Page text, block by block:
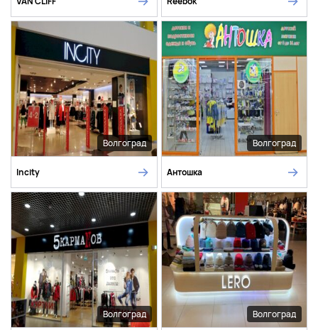
Волгоград
Incity
Волгоград
Антошка
Волгоград Волгоград